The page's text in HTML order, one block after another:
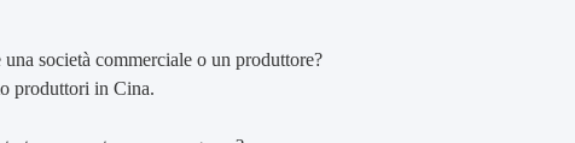
società commerciale o un produttore?
produttori in Cina.